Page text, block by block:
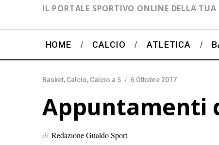
IL PORTALE SPORTIVO ONLINE DELLA
HOME CALCIO ATLETICA
Basket, Calcio, Calcio a 5 6 Ottobre 2017
Appuntamenti
di Redazione Gualdo Sport